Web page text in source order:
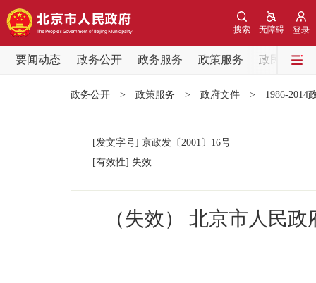
登录
无障碍
搜索
要闻动态 政务公开 政务服务 政策服务
政民互动
党中央精神
政务公开 > 政策服务 > 政府文件 > 1986-2014
[发文字号] 京政发 〔2001〕 16号
[有效性] 失效
（失效） 北京市人民